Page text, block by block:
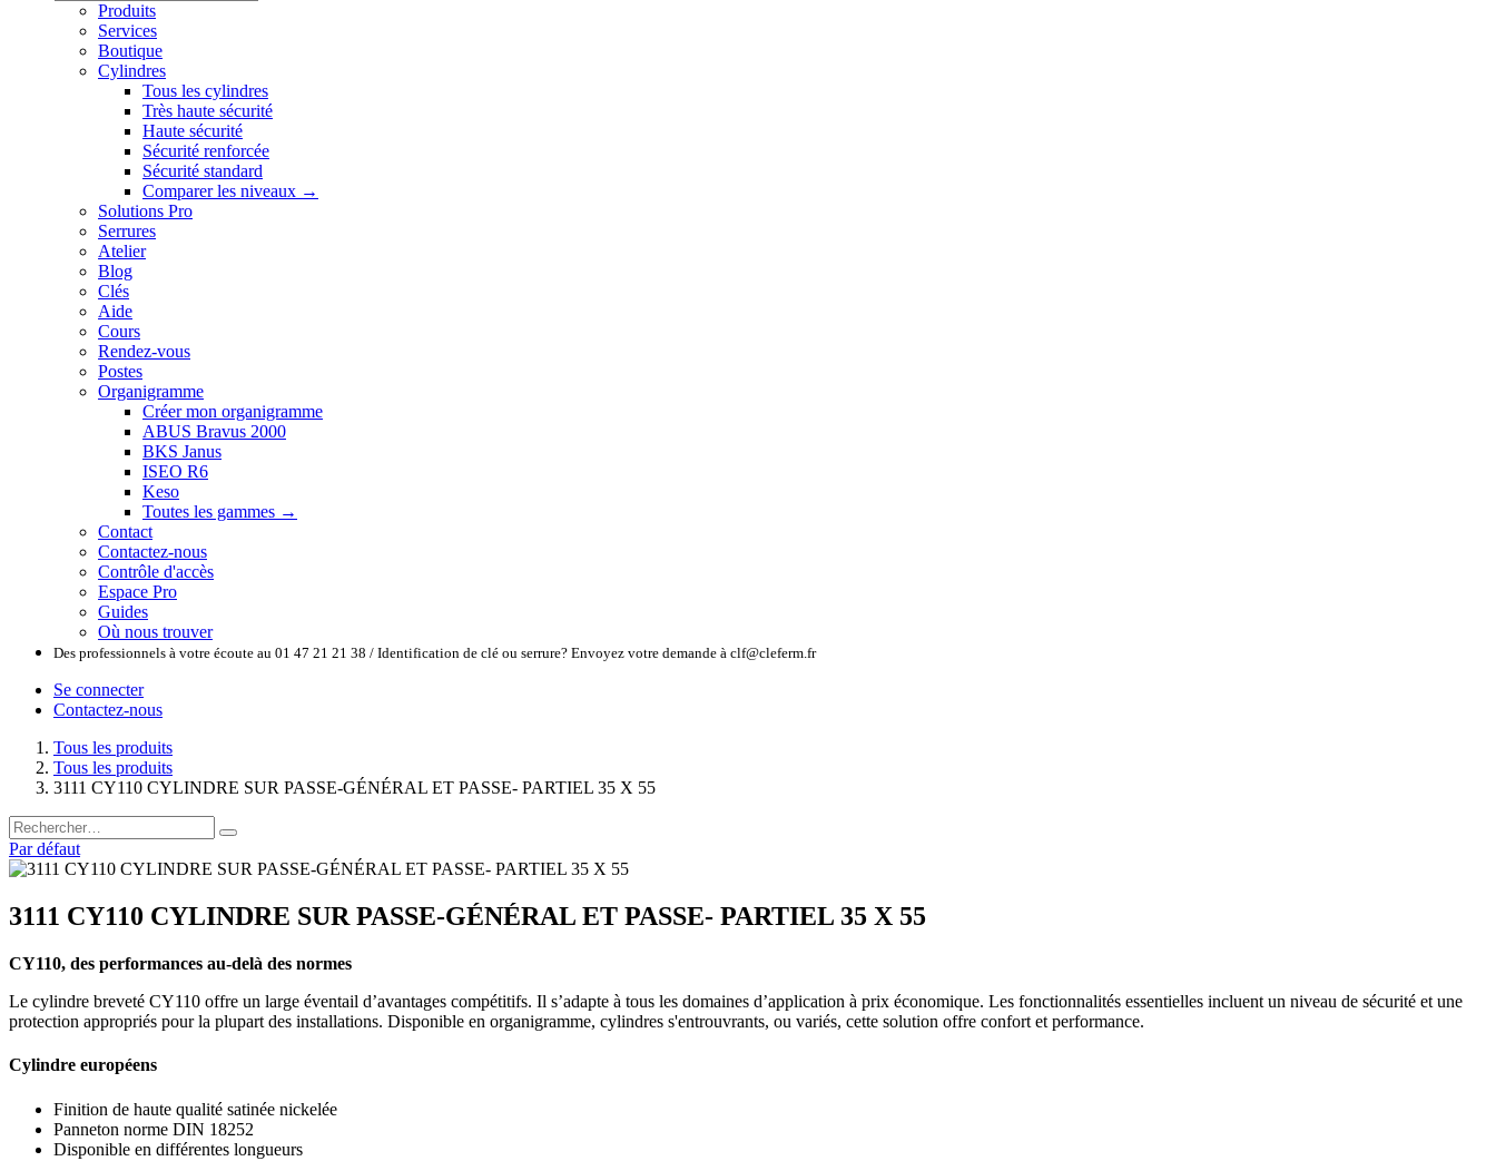
Produits
Services
Boutique
Cylindres
Tous les cylindres
Très haute sécurité
Haute sécurité
Sécurité renforcée
Sécurité standard
Comparer les niveaux →
Solutions Pro
Serrures
Atelier
Blog
Clés
Aide
Cours
Rendez-vous
Postes
Organigramme
Créer mon organigramme
ABUS Bravus 2000
BKS Janus
ISEO R6
Keso
Toutes les gammes →
Contact
Contactez-nous
Contrôle d'accès
Espace Pro
Guides
Où nous trouver
Des professionnels à votre écoute au 01 47 21 21 38 / Identification de clé ou serrure? Envoyez votre demande à clf@cleferm.fr
Se connecter
Contactez-nous
Tous les produits
Tous les produits
3111 CY110 CYLINDRE SUR PASSE-GÉNÉRAL ET PASSE- PARTIEL 35 X 55
Par défaut
3111 CY110 CYLINDRE SUR PASSE-GÉNÉRAL ET PASSE- PARTIEL 35 X 55
CY110, des performances au-delà des normes
Le cylindre breveté CY110 offre un large éventail d’avantages compétitifs. Il s’adapte à tous les domaines d’application à prix économique. Les fonctionnalités essentielles incluent un niveau de sécurité et une
protection appropriés pour la plupart des installations. Disponible en organigramme, cylindres s'entrouvrants, ou variés, cette solution offre confort et performance.
Cylindre européens
Finition de haute qualité satinée nickelée
Panneton norme DIN 18252
Disponible en différentes longueurs